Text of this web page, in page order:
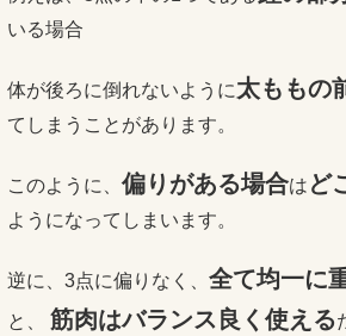
いる場合
体が後ろに倒れないように太ももの
てしまうこ とがあります。
このように、 偏りがある場合は ど
ようになってしまいます。
逆に、3点に偏りなく、 全て均一に
と、 筋肉はバランス良く使える